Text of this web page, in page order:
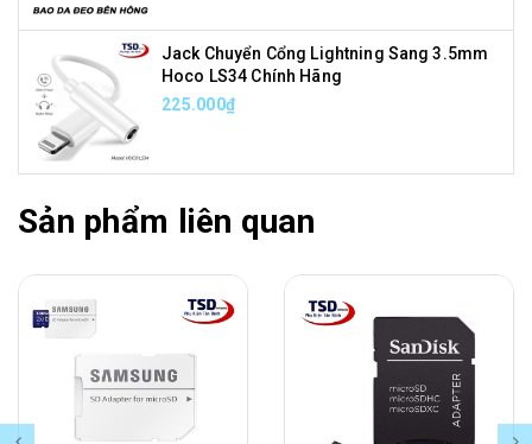
Jack Chuyển Cổng Lightning Sang 3.5mm
Hoco LS34 Chính Hãng
225.000₫
Sản phẩm liên quan